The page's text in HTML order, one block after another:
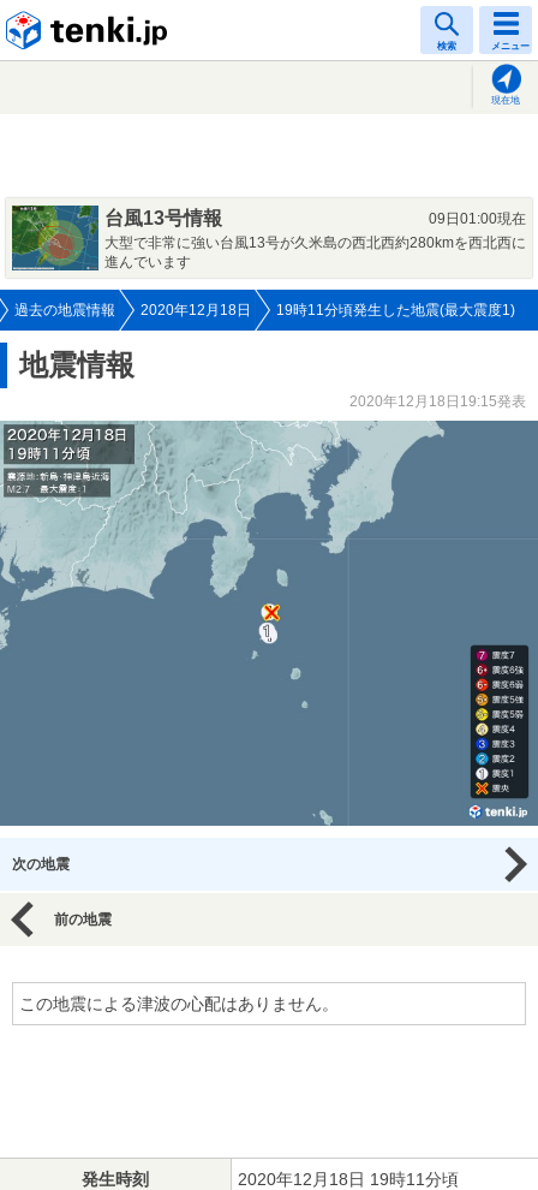
検索 メニュー
現在地
台風13号情報
09日01:00現在
大型で非常に強い台風13号が久米島の西北西約280kmを西北西に
進んでいます
過去の地震情報 2020年12月18日 19時11分頃発生した地震(最大震度1)
地震情報
2020年12月18日19:15発表
次の地震
前の地震
この地震による津波の心配はありません。
発生時刻 2020年12月18日 19時11分頃